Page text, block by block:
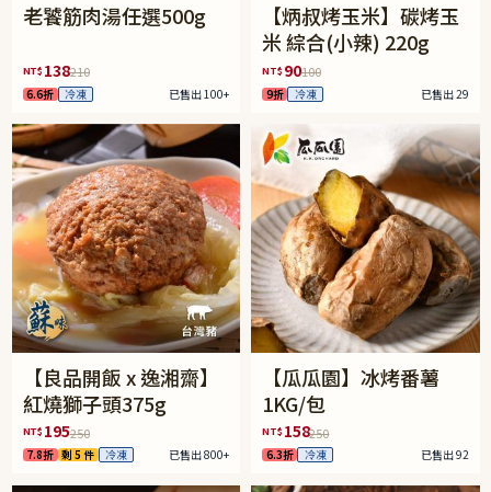
老饕筋肉湯任選500g
NT$ 138210
6.6折 冷凍 已售出 100+
【炳叔烤玉米】碳烤玉
米 綜合(小辣) 220g
NT$ 90100
9折 冷凍 已售出 29
【良品開飯 x 逸湘齋】
紅燒獅子頭375g
NT$ 195250
7.8折 剩 5 件 冷凍 已售出 800+
【瓜瓜園】冰烤番薯
1KG/包
NT$ 158250
6.3折 冷凍 已售出 92